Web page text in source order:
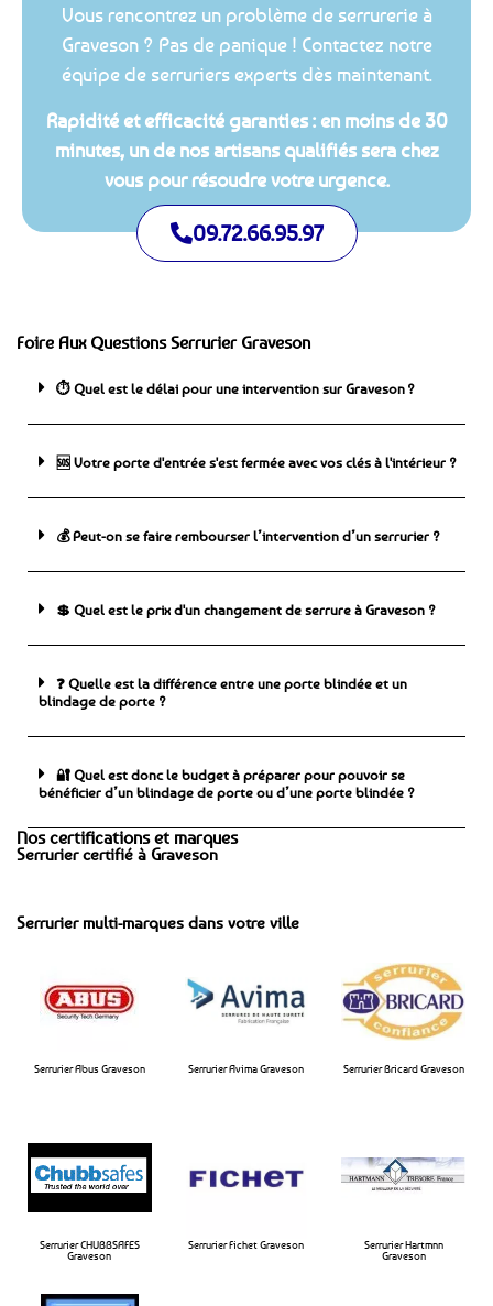
Vous rencontrez un problème de serrurerie à
Graveson ? Pas de panique ! Contactez notre
équipe de serruriers experts dès maintenant.
Rapidité et efficacité garanties : en moins de 30
minutes, un de nos artisans qualifiés sera chez
vous pour résoudre votre urgence.
09.72.66.95.97
Foire Aux Questions Serrurier Graveson
⏱️ Quel est le délai pour une intervention sur Graveson ?
🆘 ️Votre porte d'entrée s'est fermée avec vos clés à l'intérieur ?
💰 Peut-on se faire rembourser l’intervention d’un serrurier ?
💲 Quel est le prix d'un changement de serrure à Graveson ?
❓ Quelle est la différence entre une porte blindée et un
blindage de porte ?
🔐 Quel est donc le budget à préparer pour pouvoir se
bénéficier d’un blindage de porte ou d’une porte blindée ?
Nos certifications et marques
Serrurier certifié à Graveson
Serrurier multi-marques dans votre ville
Serrurier Abus Graveson Serrurier Avima Graveson​ Serrurier Bricard Graveson​
Serrurier CHUBBSAFES
Graveson​
Serrurier Fichet Graveson​
Serrurier Hartmnn
Graveson​